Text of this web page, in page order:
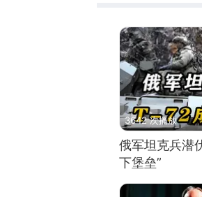
3642 次播放
俄军坦克兵潜
下堡垒”